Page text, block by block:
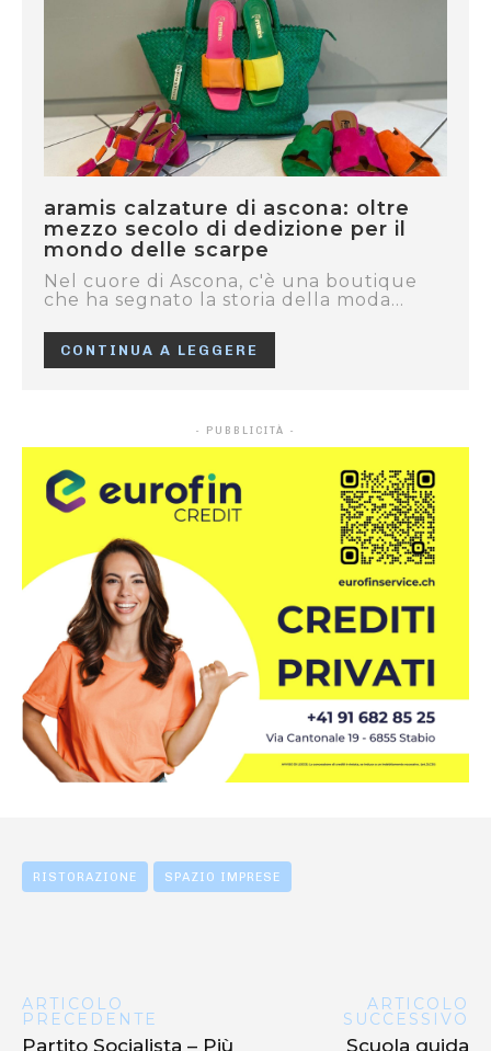
aramis calzature di ascona: oltre
mezzo secolo di dedizione per il
mondo delle scarpe
Nel cuore di Ascona, c'è una boutique
che ha segnato la storia della moda...
CONTINUA A LEGGERE
- PUBBLICITÀ -
RISTORAZIONE SPAZIO IMPRESE
ARTICOLO
PRECEDENTE
Partito Socialista – Più
ARTICOLO
SUCCESSIVO
Scuola guida